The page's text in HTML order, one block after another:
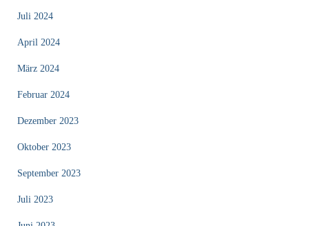
Juli 2024
April 2024
März 2024
Februar 2024
Dezember 2023
Oktober 2023
September 2023
Juli 2023